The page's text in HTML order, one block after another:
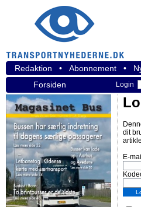
Redaktion • Abonnement •
Forsiden
Login
dit
E-